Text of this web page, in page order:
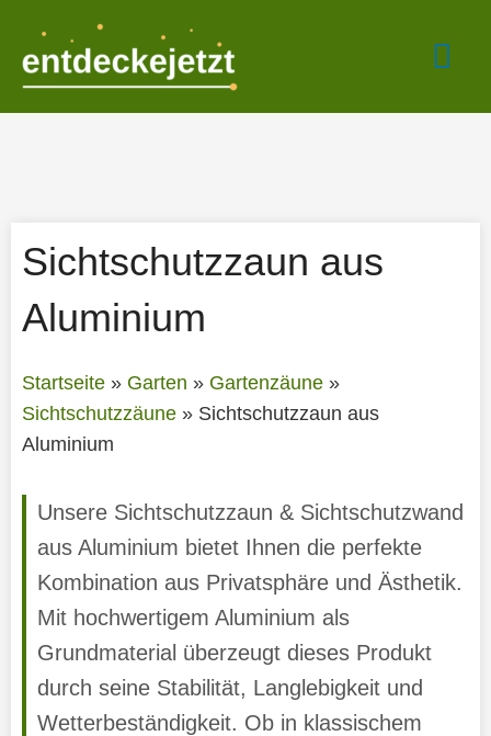
springen
Sichtschutzzaun aus
Aluminium
Startseite» Garten » Gartenzäune»
Sichtschutzzäune» Sichtschutzzaun aus
Aluminium
Unsere Sichtschutzzaun & Sichtschutzwand
aus Aluminium bietet Ihnen die perfekte
Kombination aus Privatsphäre und Ästhetik.
Mit hochwertigem Aluminium als
Grundmaterial überzeugt dieses Produkt
durch seine Stabilität, Langlebigkeit und
Wetterbeständigkeit. Ob in klassischem